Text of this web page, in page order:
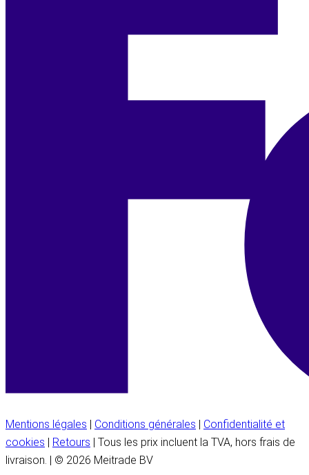
Mentions légales | Conditions générales | Confidentialité et
cookies | Retours | Tous les prix incluent la TVA, hors frais de
livraison. | © 2026 Meitrade BV